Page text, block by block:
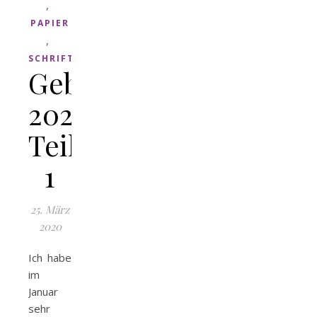
,
PAPIER
,
SCHRIFT
Geburtstagskarten
2020
Teil
1
25. März
2020
Ich habe
im
Januar
sehr